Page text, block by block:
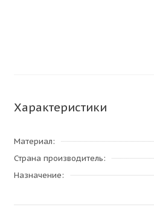
Характеристики
Материал
Страна производитель
Назначение